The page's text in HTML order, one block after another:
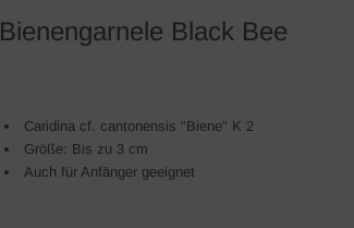
Bienengarnele Black Bee
Caridina cf. cantonensis "Biene" K 2
Größe: Bis zu 3 cm
Auch für Anfänger geeignet